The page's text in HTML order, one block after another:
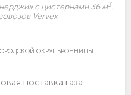
с цистернами 36 м3.
Vervex
ОКРУГ БРОННИЦЫ
поставка газа